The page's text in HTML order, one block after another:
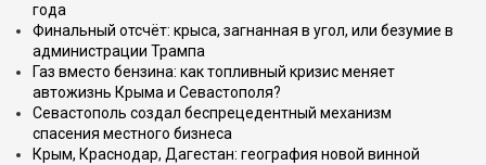
года
Финальный отсчёт: крыса, загнанная в угол, или безумие в
администрации Трампа
Газ вместо бензина: как топливный кризис меняет
автожизнь Крыма и Севастополя?
Севастополь создал беспрецедентный механизм
спасения местного бизнеса
Крым, Краснодар, Дагестан: география новой винной